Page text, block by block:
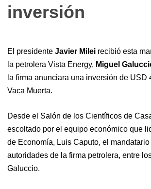
inversión
El presidente Javier Milei recibió esta
la petrolera Vista Energy, Miguel
la firma anunciara una inversión de USD
Vaca Muerta.
Desde el Salón de los Científicos de
escoltado por el equipo económico que
de Economía, Luis Caputo, el
autoridades de la firma petrolera, entre
Galuccio.